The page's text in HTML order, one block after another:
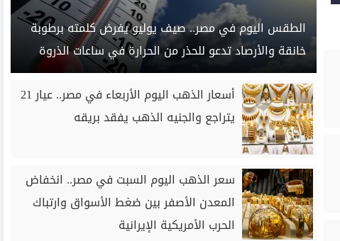
الطقس اليوم في مصر.. صيف يوليو يفرض كلمته برطوبة
خانقة والأرصاد تدعو للحذر من الحرارة في ساعات الذروة
أسعار الذهب اليوم الأربعاء في مصر.. عيار 21
يتراجع والجنيه الذهب يفقد بريقه
سعر الذهب اليوم السبت في مصر.. انخفاض
المعدن الأصفر بين ضغط الأسواق وارتباك
الحرب الأمريكية الإيرانية